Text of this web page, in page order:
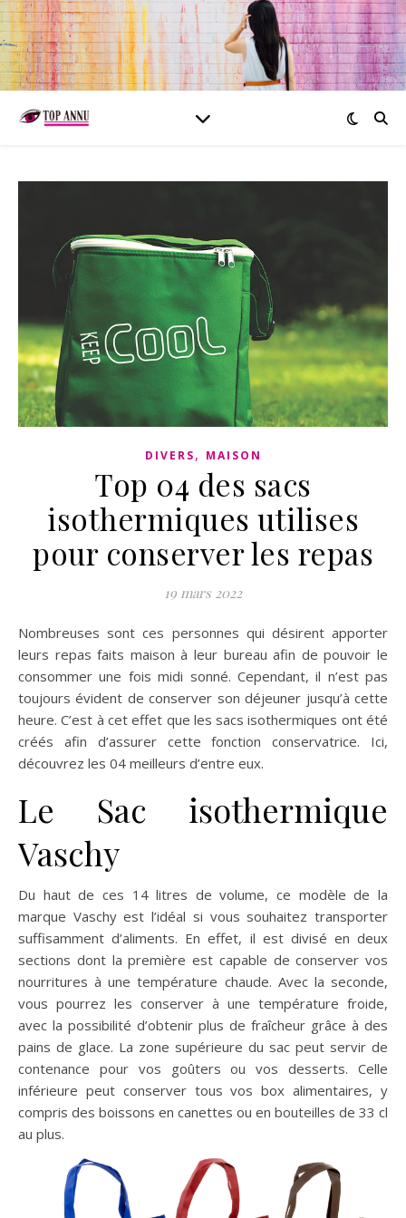
DIVERS, MAISON
Top 04 des sacs
isothermiques utilises
pour conserver les repas
19 mars 2022
Nombreuses sont ces personnes qui désirent apporter
leurs repas faits maison à leur bureau afin de pouvoir le
consommer une fois midi sonné. Cependant, il n’est pas
toujours évident de conserver son déjeuner jusqu’à cette
heure. C’est à cet effet que les sacs isothermiques ont été
créés afin d’assurer cette fonction conservatrice. Ici,
découvrez les 04 meilleurs d’entre eux.
Le Sac isothermique
Vaschy
Du haut de ces 14 litres de volume, ce modèle de la
marque Vaschy est l’idéal si vous souhaitez transporter
suffisamment d’aliments. En effet, il est divisé en deux
sections dont la première est capable de conserver vos
nourritures à une température chaude. Avec la seconde,
vous pourrez les conserver à une température froide,
avec la possibilité d’obtenir plus de fraîcheur grâce à des
pains de glace. La zone supérieure du sac peut servir de
contenance pour vos goûters ou vos desserts. Celle
inférieure peut conserver tous vos box alimentaires, y
compris des boissons en canettes ou en bouteilles de 33 cl
au plus.